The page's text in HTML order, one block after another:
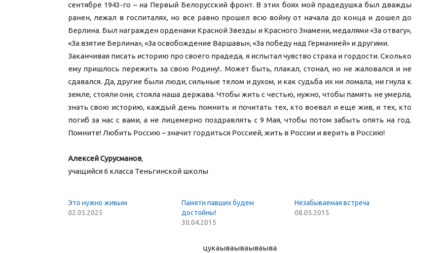
сентябре 1943-го – на Первый Белорусский фронт. В этих боях мой прадедушка был дважды
ранен, лежал в госпиталях, но все равно прошел всю войну от начала до конца и дошел до
Берлина. Был награжден орденами Красной Звезды и Красного Знамени, медалями «За отвагу»,
«За взятие Берлина», «За освобождение Варшавы», «За победу над Германией» и другими.
Заканчивая писать историю про своего прадеда, я испытал чувство страха и гордости. Сколько
ему пришлось пережить за свою Родину!.. Может быть, плакал, стонал, но не жаловался и не
сдавался. Да, другие были люди, сильные телом и духом, и как судьба их ни ломала, ни гнула к
земле, стояли они, стояла наша держава. Чтобы жить с честью, нужно, чтобы память не умерла,
знать свою историю, каждый день помнить и почитать тех, кто воевал и еще жив, и тех, кто
погиб за нас с вами, а не лицемерно поздравлять с 9 Мая, чтобы потом забыть опять на год.
Помните! Любить Россию – значит гордиться Россией, жить в России и верить в Россию!
Алексей Сурусманов,
учащийся 6 класса Теньгинской школы
Это нужно живым
02.05.2025
Памяти павших будем
достойны!
30.04.2015
Незабываемая встреча
08.05.2015
цукаываываываыва